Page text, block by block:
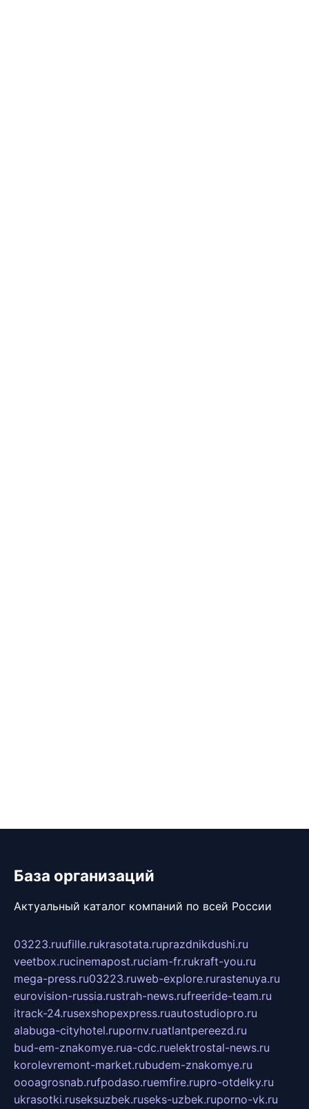
База организаций
Актуальный каталог компаний по всей России
03223.ruufille.rukrasotata.ruprazdnikdushi.ru
veetbox.rucinemapost.ruciam-fr.rukraft-you.ru
mega-press.ru03223.ruweb-explore.rurastenuya.ru
eurovision-russia.rustrah-news.rufreeride-team.ru
itrack-24.rusexshopexpress.ruautostudiopro.ru
alabuga-cityhotel.rupornv.ruatlantpereezd.ru
bud-em-znakomye.rua-cdc.ruelektrostal-news.ru
korolevremont-market.rubudem-znakomye.ru
oooagrosnab.rufpodaso.ruemfire.rupro-otdelky.ru
ukrasotki.ruseksuzbek.ruseks-uzbek.ruporno-vk.ru